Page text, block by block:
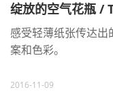
绽放的空气花瓶
感受轻薄纸张传达
案和色彩。
2016-11-09